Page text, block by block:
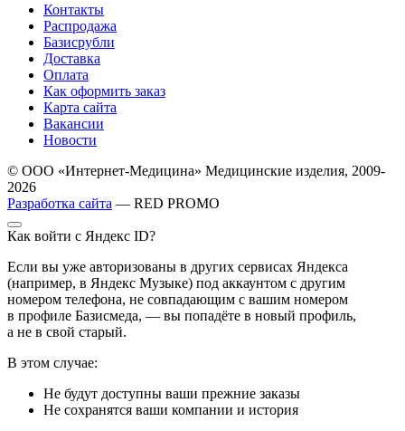
Контакты
Распродажа
Базисрубли
Доставка
Оплата
Как оформить заказ
Карта сайта
Вакансии
Новости
© ООО «Интернет-Медицина» Медицинские изделия, 2009-
2026
Разработка сайта — RED PROMO
Как войти с Яндекс ID?
Если вы уже авторизованы в других сервисах Яндекса
(например, в Яндекс Музыке) под аккаунтом с другим
номером телефона, не совпадающим с вашим номером
в профиле Базисмеда, — вы попадёте в новый профиль,
а не в свой старый.
В этом случае:
Не будут доступны ваши прежние заказы
Не сохранятся ваши компании и история